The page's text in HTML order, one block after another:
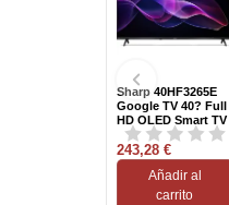
Sharp 40HF3265E
Google TV 40? Full
HD QLED Smart TV
243,28 €
Añadir al
carrito